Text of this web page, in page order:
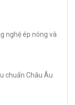
nghệ ép nóng và
chuẩn Châu Âu